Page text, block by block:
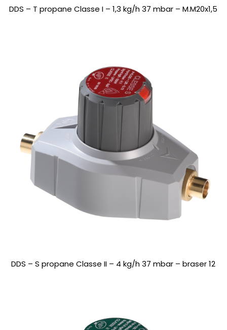
DDS – T propane Classe I – 1,3 kg/h 37 mbar – M.M20x1,5
DDS – S propane Classe II – 4 kg/h 37 mbar – braser 12